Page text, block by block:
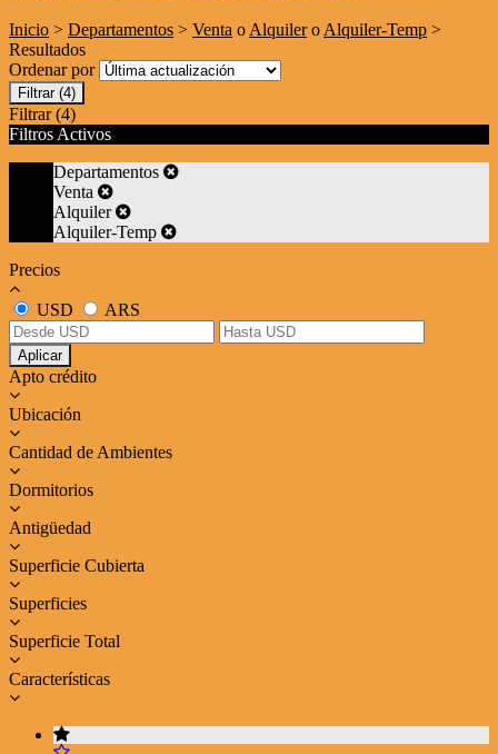
Inicio > Departamentos > Venta o Alquilero Alquiler-Temp >
Resultados
Ordenar por
Filtrar (4)
Filtrar (4)
Filtros Activos
Departamentos
Venta
Alquiler
Alquiler-Temp
Precios
USD ARS
Aplicar
Apto crédito
Ubicación
Cantidad de Ambientes
Dormitorios
Antigüedad
Superficie Cubierta
Superficies
Superficie Total
Características